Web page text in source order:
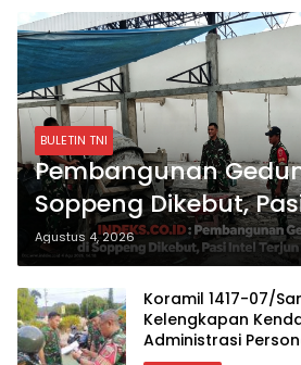
BULETIN TNI
Pembangunan
Soppeng Dikebut,
Langsung Pantau
Agustus 4, 2026
Koramil 1417-07/
Kelengkapan
Administrasi